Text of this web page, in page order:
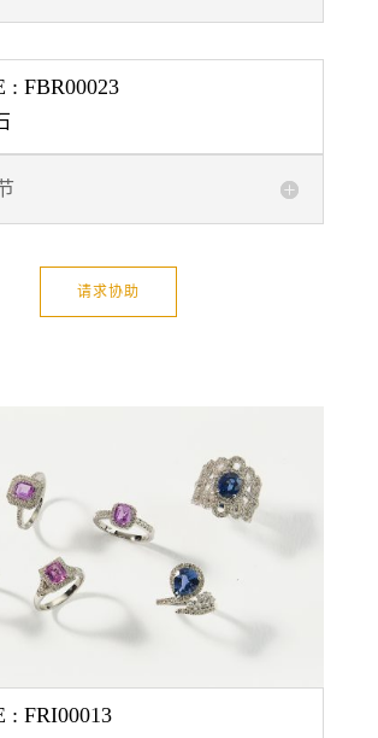
: FBR00023
请求协助
: FRI00013